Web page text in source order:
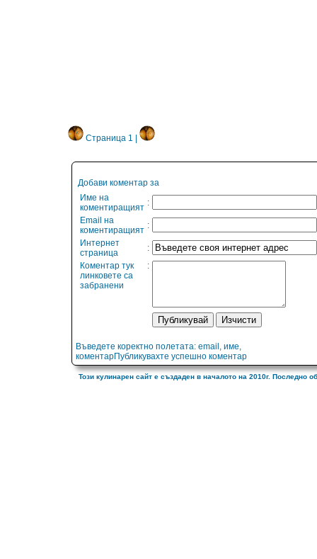
Страница 1 |
Добави коментар за
Име на
коментиращият :
Email на
коментиращият :
Интернет
страница
:
Коментар тук
линковете са
забранени
:
Въведете коректно полетата: email, име,
коментарПубликувахте успешно коментар
Този кулинарен сайт е създаден в началото на 2010г. Последно